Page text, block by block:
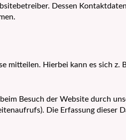
Dessen
mitteilen. Hierbei kann es sich
Besuch der Website durch
Die Erfassung dieser